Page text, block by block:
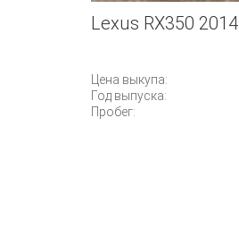
Lexus RX350 2014
Цена выкупа:
Год выпуска:
Пробег: